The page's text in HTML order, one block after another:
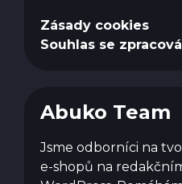
Zásady cookies
Souhlas se
Abuko Team
Jsme odborníci na
e-shopů na